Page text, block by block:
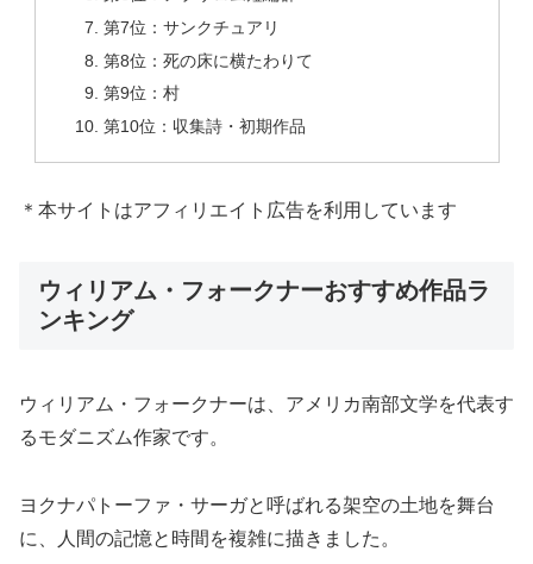
第7位：サンクチュアリ
第8位：死の床に横たわりて
第9位：村
第10位：収集詩・初期作品
＊本サイトはアフィリエイト広告を利用しています
ウィリアム・フォークナーおすすめ作品ラ
ンキング
ウィリアム・フォークナーは、アメリカ南部文学を代表す
るモダニズム作家です。
ヨクナパトーファ・サーガと呼ばれる架空の土地を舞台
に、人間の記憶と時間を複雑に描きました。